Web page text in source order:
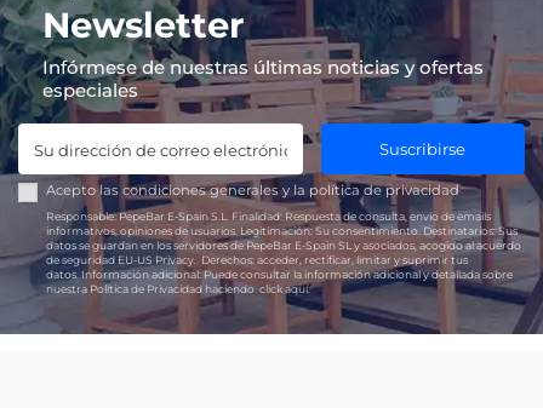
Newsletter
Infórmese de nuestras últimas noticias y ofertas
especiales
Suscribirse
Acepto las condiciones generales y lapolítica de privacidad
Responsable:PepeBar E-Spain S.L. Finalidad: Respuesta de consulta, envío de emails
informativos, opiniones de usuarios. Legitimación: Su consentimiento. Destinatarios: Sus
datos se guardan en los servidores de PepeBar E-Spain SL y asociados, acogido al acuerdo
de seguridad EU-US Privacy.
Derechos: acceder, rectificar, limitar y suprimir tus
datos. Información adicional:Puede consultar la información adicional y detallada sobre
nuestra Política de Privacidad haciendoclick aquí.